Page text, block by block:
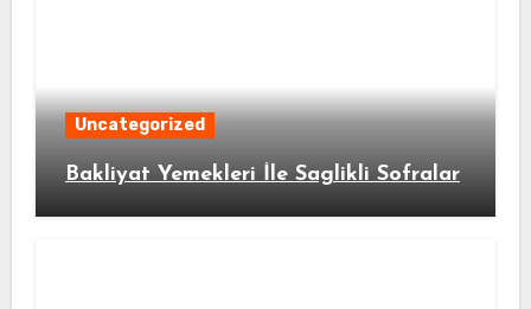
Uncategorized
Bakliyat Yemekleri İle Saglikli Sofralar